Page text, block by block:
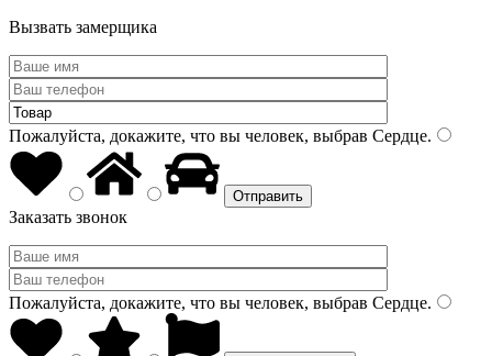
Вызвать замерщика
Пожалуйста, докажите, что вы человек, выбрав Сердце.
Заказать звонок
Пожалуйста, докажите, что вы человек, выбрав Сердце.